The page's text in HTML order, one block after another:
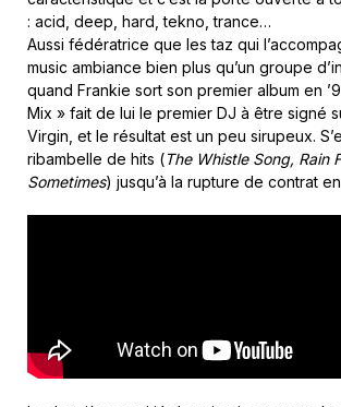
: acid, deep, hard, tekno, trance…
Aussi fédératrice que les taz qui
music ambiance bien plus qu’un groupe
quand Frankie sort son premier album en
Mix » fait de lui le premier DJ à être signé
Virgin, et le résultat est un peu sirupeux.
ribambelle de hits (The Whistle Song, Rain
Sometimes) jusqu’à la rupture de contrat